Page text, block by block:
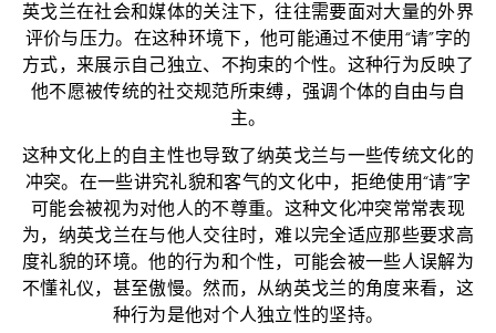
英戈兰在社会和媒体的关注下，往往需要面对大量的外界
评价与压力。在这种环境下，他可能通过不使用“请”字的
方式，来展示自己独立、不拘束的个性。这种行为反映了
他不愿被传统的社交规范所束缚，强调个体的自由与自
主。
这种文化上的自主性也导致了纳英戈兰与一些传统文化的
冲突。在一些讲究礼貌和客气的文化中，拒绝使用“请”字
可能会被视为对他人的不尊重。这种文化冲突常常表现
为，纳英戈兰在与他人交往时，难以完全适应那些要求高
度礼貌的环境。他的行为和个性，可能会被一些人误解为
不懂礼仪，甚至傲慢。然而，从纳英戈兰的角度来看，这
种行为是他对个人独立性的坚持。